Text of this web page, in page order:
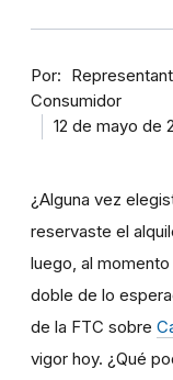
Por
Consumidor
12 de mayo de
¿Alguna vez
reservaste el
luego, al
doble de lo
de la FTC sobre
vigor hoy. ¿Qué